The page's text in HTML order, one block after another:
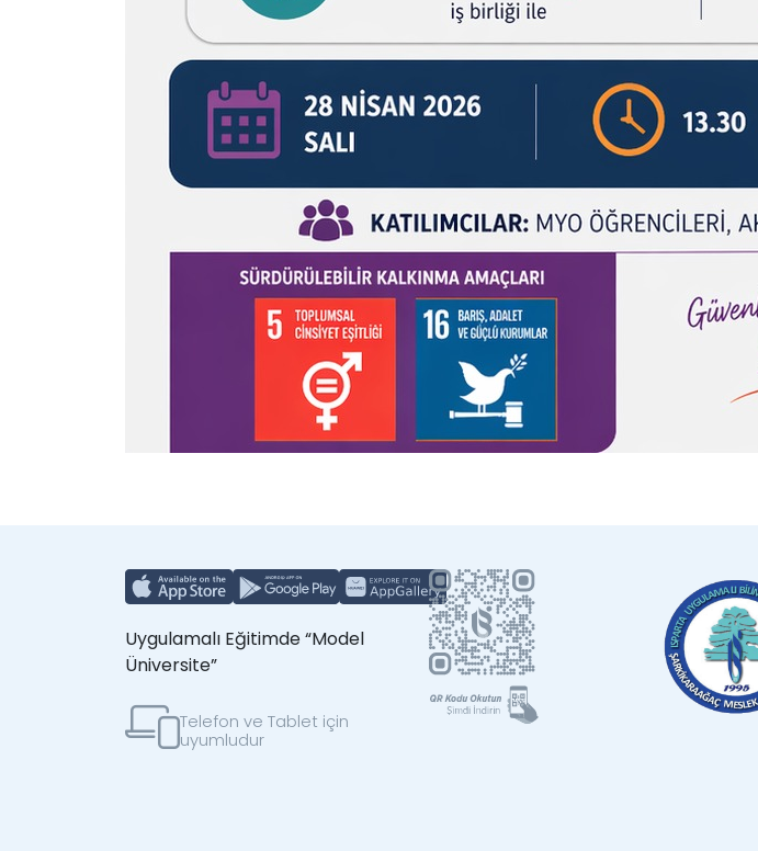
Uygulamalı Eğitimde “Model
Üniversite”
Telefon ve Tablet için
uyumludur